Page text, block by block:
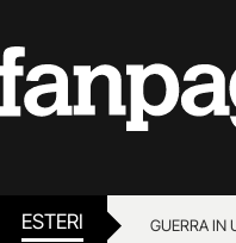
ESTERI GUERRA IN